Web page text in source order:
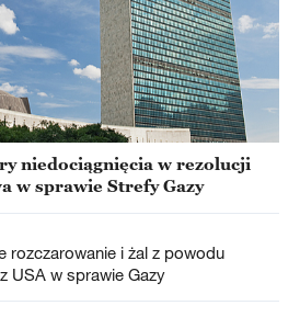
niedociągnięcia w rezolucji
w sprawie Strefy Gazy
rozczarowanie i żal z powodu
USA w sprawie Gazy